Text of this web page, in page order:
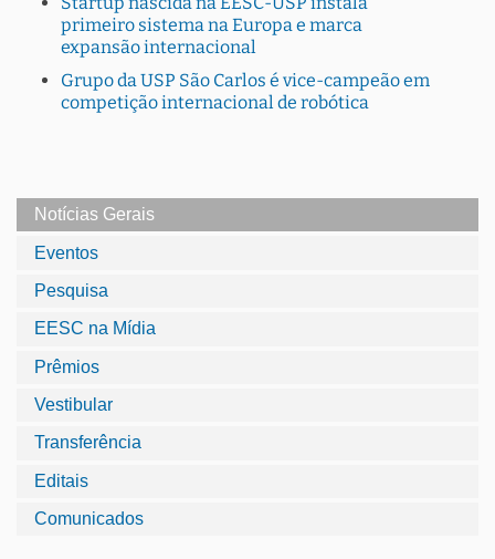
primeiro sistema na Europa e marca
expansão internacional
Grupo da USP São Carlos é vice-campeão em
competição internacional de robótica
Notícias Gerais
Eventos
Pesquisa
EESC na Mídia
Prêmios
Vestibular
Transferência
Editais
Comunicados